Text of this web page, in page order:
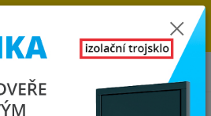
OKEN A DVEŘÍ SKLADEM U NÁS V
KLATOVECH.
0
0,00 Kč